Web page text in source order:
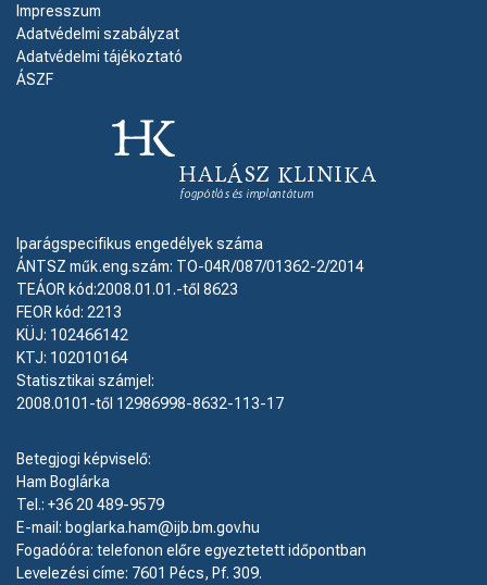
Impresszum
Adatvédelmi szabályzat
Adatvédelmi tájékoztató
ÁSZF
Iparágspecifikus engedélyek száma
ÁNTSZ műk.eng.szám: TO-04R/087/01362-2/2014
TEÁOR kód:2008.01.01.-től 8623
FEOR kód: 2213
KÜJ: 102466142
KTJ: 102010164
Statisztikai számjel:
2008.0101-től 12986998-8632-113-17
Betegjogi képviselő:
Ham Boglárka
Tel.: +36 20 489-9579
E-mail: boglarka.ham@ijb.bm.gov.hu
Fogadóóra: telefonon előre egyeztetett időpontban
Levelezési címe: 7601 Pécs, Pf. 309.